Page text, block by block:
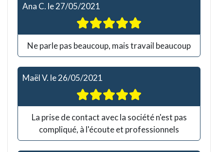
Ana C. le27/05/2021
Ne parle pas beaucoup, mais travail beaucoup
Maël V. le26/05/2021
La prise de contact avec la société n'est pas
compliqué, à l'écoute et professionnels